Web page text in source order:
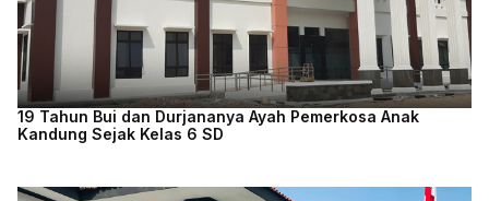
19 Tahun Bui dan Durjananya Ayah Pemerkosa Anak
Kandung Sejak Kelas 6 SD